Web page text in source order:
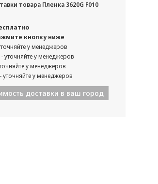
товара Пленка 3620G F010
кнопку ниже
у менеджеров
уточняйте у менеджеров
у менеджеров
уточняйте у менеджеров
доставки в ваш город